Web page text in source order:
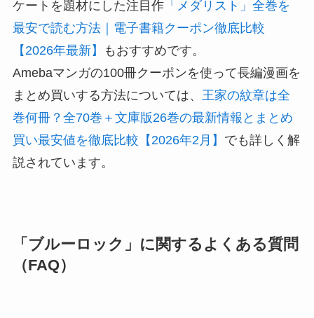
ケートを題材にした注目作「メダリスト」全巻を
最安で読む方法｜電子書籍クーポン徹底比較
【2026年最新】
もおすすめです。
Amebaマンガの100冊クーポンを使って長編漫画を
まとめ買いする方法については、 王家の紋章は全
巻何冊？全70巻＋文庫版26巻の最新情報とまとめ
買い最安値を徹底比較【2026年2月】 でも詳しく解
説されています。
「ブルーロック」に関するよくある質問
（FAQ）